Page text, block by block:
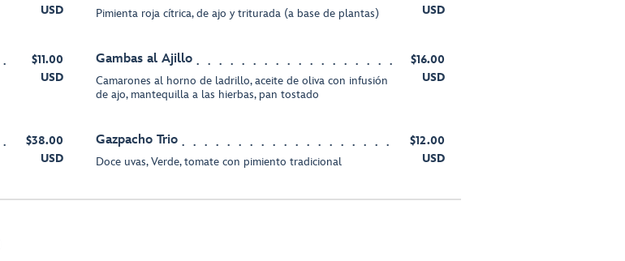
USD
Pimienta roja cítrica, de ajo y triturada (a base de plantas)
USD
$11.00
USD
Gambas al Ajillo
Camarones al horno de ladrillo, aceite de oliva con infusión
de ajo, mantequilla a las hierbas, pan tostado
$16.00
USD
$38.00
USD
Gazpacho Trio
Doce uvas, Verde, tomate con pimiento tradicional
$12.00
USD